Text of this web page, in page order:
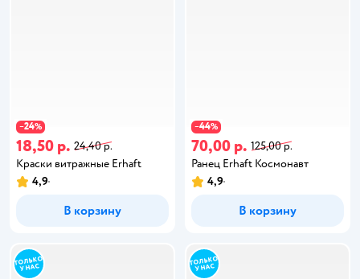
−24%
18,50 р. 24,40 р.
Краски витражные Erhaft
4,9
В корзину
−44%
70,00 р. 125,00 р.
Ранец Erhaft Космонавт
4,9
В корзину